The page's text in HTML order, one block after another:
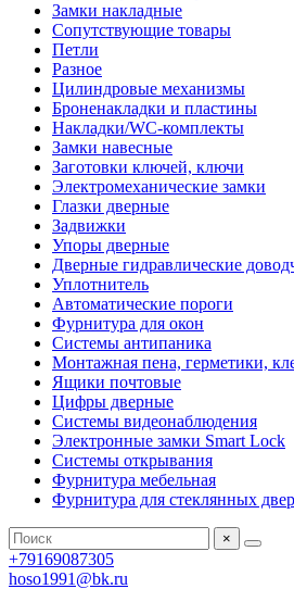
Замки накладные
Сопутствующие товары
Петли
Разное
Цилиндровые механизмы
Броненакладки и пластины
Накладки/WC-комплекты
Замки навесные
Заготовки ключей, ключи
Электромеханические замки
Глазки дверные
Задвижки
Упоры дверные
Дверные гидравлические
Уплотнитель
Автоматические пороги
Фурнитура для окон
Системы антипаника
Монтажная пена, герметики,
Ящики почтовые
Цифры дверные
Системы видеонаблюдения
Электронные замки Smart Lock
Системы открывания
Фурнитура мебельная
Фурнитура для стеклянных
×
+79169087305
hoso1991@bk.ru